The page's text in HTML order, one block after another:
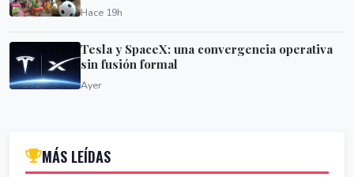
Hace 19h
Tesla y SpaceX: una convergencia operativa
sin fusión formal
Ayer
MÁS LEÍDAS